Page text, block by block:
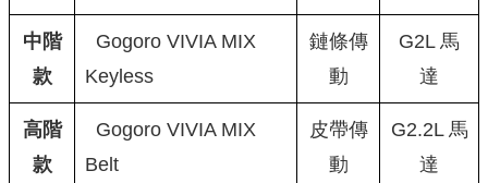
中階
款
Gogoro VIVIA MIX
Keyless
鏈條傳
動
G2L 馬
達
高階
款
Gogoro VIVIA MIX
Belt
皮帶傳
動
G2.2L 馬
達